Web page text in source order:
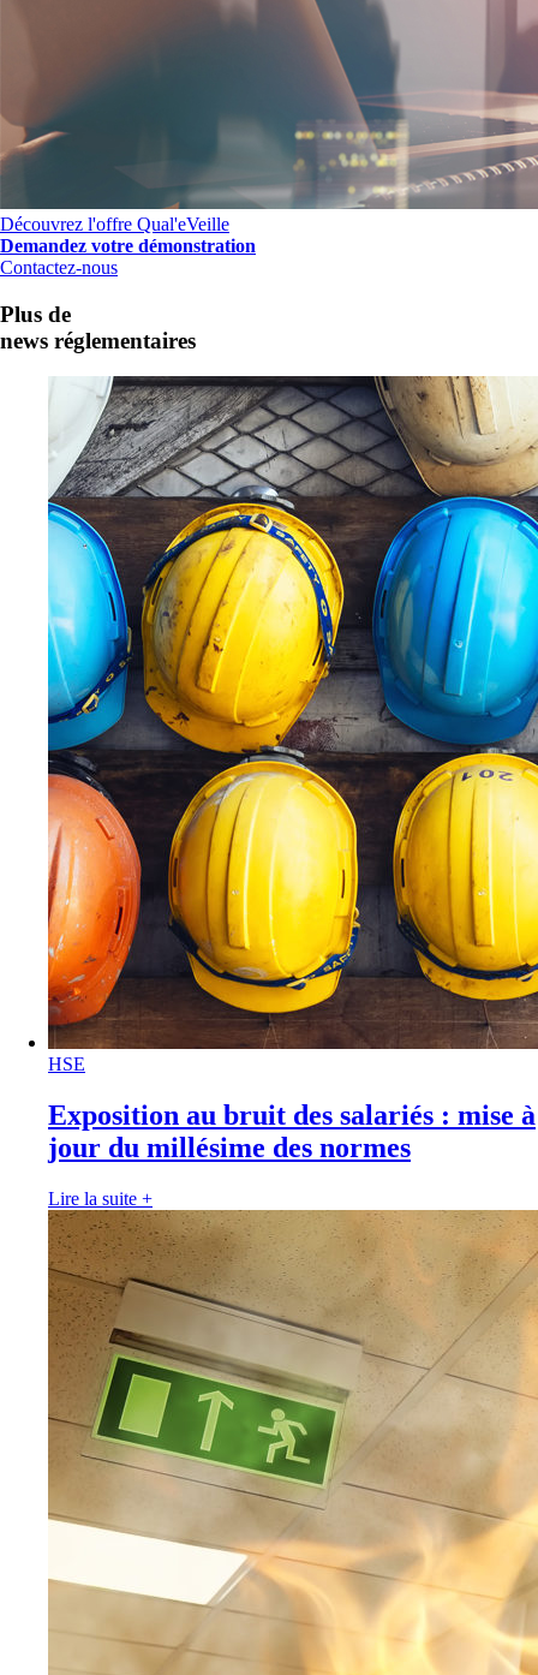
Découvrez l'offre Qual'eVeille
Demandez votre démonstration
Contactez-nous
Plus de
news réglementaires
HSE
Exposition au bruit des salariés : mise à
jour du millésime des normes
Lire la suite +